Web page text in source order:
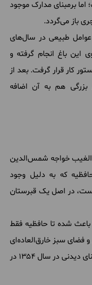
برمبنای مدارک موجود
باز می‌گردد.
عوامل طبیعی در سال‌های
بر روی این باغ انجام گرفته و
کار قرار گرفت. بعد از
هم به آن اضافه
الغیب خواجه شمس‌الدین
که به دلیل وجود
در اصل یک قبرستان
شده تا حافظیه فقط
و فضای سبز خارق‌العاده‌ای
را هم برای گردشگران فراهم کند. این بنای دیدنی در سال ۱۳۵۴ در